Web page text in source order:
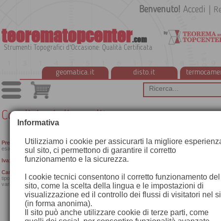
teorematopcenter.com
Strumenti Topografici d'Occasione: Qualità Certificata
geomatica.it disto.it
Benvenuto! Accedi
Condizioni di vendita
Prezzi e disponibilità:i prezzi e le disponibilità indicati in questo sito Web si intendono
esaurimento scorte e possono essere soggetti a variazioni senza preavviso.
Iva: Tutti i prezzi indicati su questo sito Web sono da intendersi
Caratteristiche tecniche
tipologie di costruzione, etc. indicate nel presente sito sono da ritenersi indicative e
variazioni senza nessun preavviso.
Ordini online :Inviando l'ordine online l'acquirente riceverà un'e-mail con la
conferma dell'ordine effettuato. Tale e-mail ha l'unico scopo di notificare il
Informativa
Utilizziamo i cookie per assicurarti la migliore
sul sito, ci permettono di garantire il corretto
funzionamento e la sicurezza.
I cookie tecnici consentono il corretto funzionamento del
sito, come la scelta della lingua e le impostazioni di
visualizzazione ed il controllo dei flussi di visitatori nel
(in forma anonima).
Il sito può anche utilizzare cookie di terze parti, come